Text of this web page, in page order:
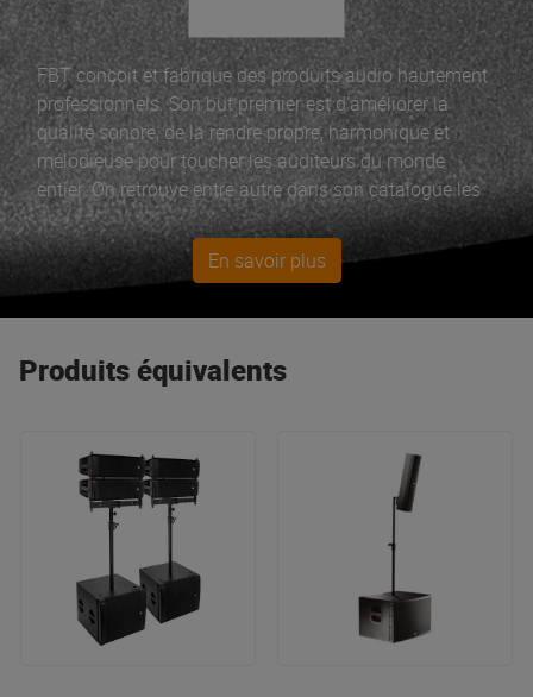
FBT conçoit et fabrique des produits audio hautement
professionnels. Son but premier est d'améliorer la
qualité sonore, de la rendre propre, harmonique et
mélodieuse pour toucher les auditeurs du monde
entier. On retrouve entre autre dans son catalogue les
célèbres gammes X-Lite, X-Pro. Pour les prestations
plus importantes, FBT répond également à la demande
des prestataires en proposant la gamme
En savoir plus
Produits équivalents